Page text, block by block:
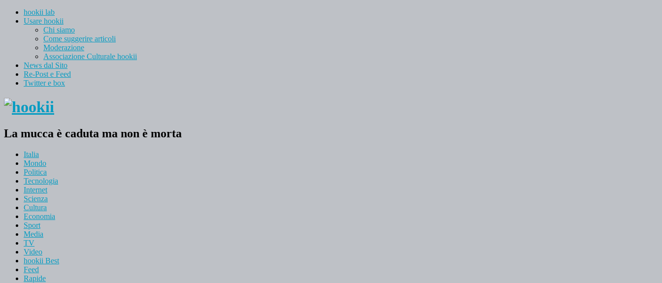
hookii lab
Usare hookii
Chi siamo
Come suggerire articoli
Moderazione
Associazione Culturale hookii
News dal Sito
Re-Post e Feed
Twitter e box
La mucca è caduta ma non è morta
Italia
Mondo
Politica
Tecnologia
Internet
Scienza
Cultura
Economia
Sport
Media
TV
Video
hookii Best
Feed
Rapide